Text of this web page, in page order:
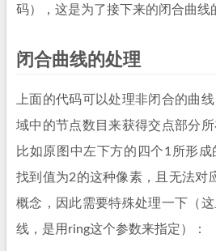
码），这是为了接下来的闭合曲线
闭合曲线的处理
上面的代码可以处理非闭合的曲
域中的节点数目来获得交点部分所
比如原图中左下方的四个1所形
找到值为2的这种像素，且无法对
概念，因此需要特殊处理一下（
线，是用ring这个参数来指定）：